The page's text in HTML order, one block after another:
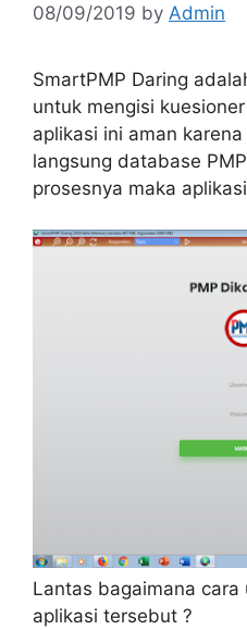
08/09/2019 by Admin
SmartPMP Daring
untuk mengisi
aplikasi ini aman
langsung database
prosesnya maka
Lantas bagaimana cara
aplikasi tersebut ?